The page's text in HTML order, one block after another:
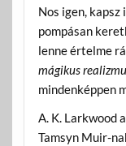
Nos igen, kapsz
pompásan
lenne értelme
mágikus
mindenképpen
A. K. Larkwood
Tamsyn Muir-